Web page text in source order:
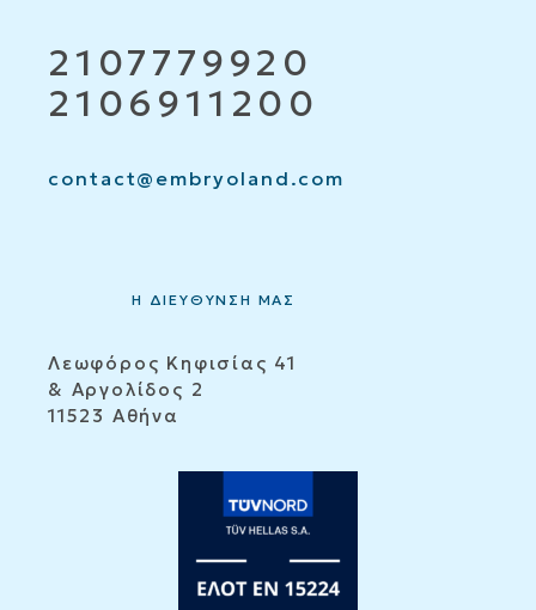
2107779920
2106911200
contact@embryoland.com
Η ΔΙΕΥΘΥΝΣΗ ΜΑΣ
Λεωφόρος Κηφισίας 41
& Αργολίδος 2
11523 Αθήνα